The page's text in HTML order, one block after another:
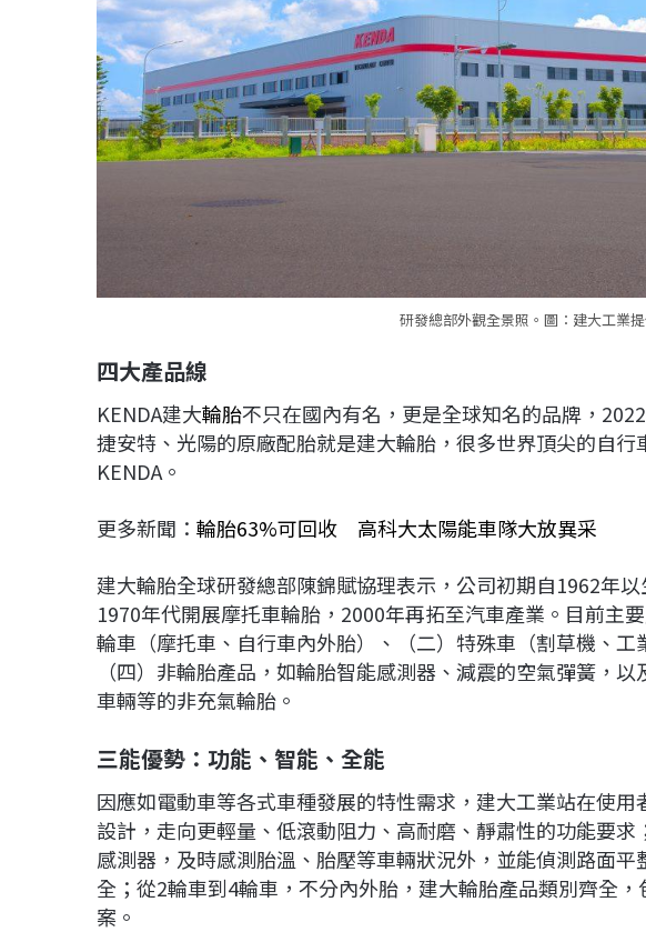
研發總部外觀全景照。圖：建大工業
四大產品線
KENDA建大輪胎不只在國內有名，更是全球知名的品牌，
捷安特、光陽的原廠配胎就是建大輪胎，很多世界頂尖的自
KENDA。
更多新聞： 輪胎63%可回收 高科大太陽能車隊大放異采
建大輪胎全球研發總部陳錦賦協理表示，公司初期自1962年
1970年代開展摩托車輪胎，2000年再拓至汽車產業。目前主
輪車（摩托車、自行車內外胎）、（二）特殊車（割草機、
（四）非輪胎產品，如輪胎智能感測器、減震的空氣彈簧，
車輛等的非充氣輪胎。
三能優勢：功能、智能、全能
因應如電動車等各式車種發展的特性需求，建大工業站在使
設計，走向更輕量、低滾動阻力、高耐磨、靜肅性的功能要
感測器，及時感測胎溫、胎壓等車輛狀況外，並能偵測路面
全；從2輪車到4輪車，不分內外胎，建大輪胎產品類別齊全
案。